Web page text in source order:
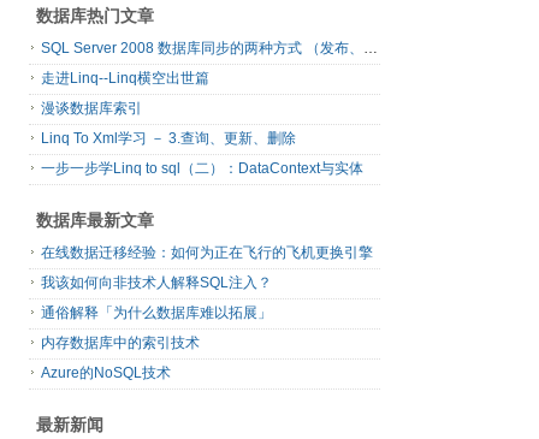
数据库热门文章
SQL Server 2008 数据库同步的两种方式 （发布、订阅）
走进Linq--Linq横空出世篇
漫谈数据库索引
Linq To Xml学习 － 3.查询、更新、删除
一步一步学Linq to sql（二）：DataContext与实体
数据库最新文章
在线数据迁移经验：如何为正在飞行的飞机更换引擎
我该如何向非技术人解释SQL注入？
通俗解释「为什么数据库难以拓展」
内存数据库中的索引技术
Azure的NoSQL技术
最新新闻